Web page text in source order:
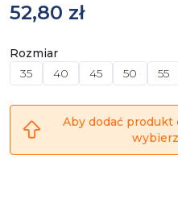
52,80 zł
Rozmiar
35
40 45 50 55
Aby dodać produkt